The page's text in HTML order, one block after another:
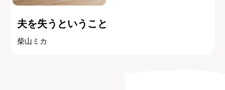
夫を失うということ
柴山ミカ